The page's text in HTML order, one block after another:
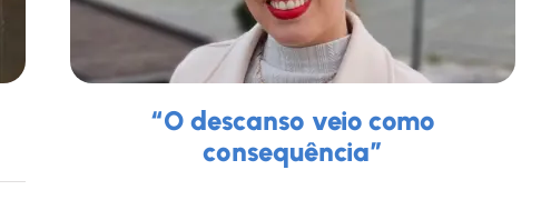
“O descanso veio como
consequência”